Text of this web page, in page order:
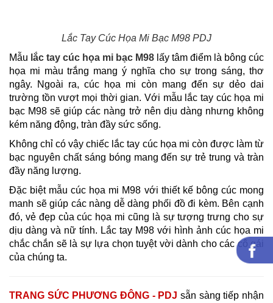
Lắc Tay Cúc Họa Mi Bạc M98 PDJ
Mẫu lắc tay cúc họa mi bạc M98 lấy tâm điểm là bông cúc
họa mi màu trắng mang ý nghĩa cho sự trong sáng, thơ
ngây. Ngoài ra, cúc họa mi còn mang đến sự dẻo dai
trường tồn vượt mọi thời gian. Với mẫu lắc tay cúc họa mi
bạc M98 sẽ giúp các nàng trở nên dịu dàng nhưng không
kém năng động, tràn đầy sức sống.
Không chỉ có vậy chiếc lắc tay cúc họa mi còn được làm từ
bạc nguyên chất sáng bóng mang đến sự trẻ trung và tràn
đầy năng lượng.
Đặc biệt mẫu cúc họa mi M98 với thiết kế bông cúc mong
manh sẽ giúp các nàng dễ dàng phối đồ đi kèm. Bên cạnh
đó, vẻ đẹp của cúc họa mi cũng là sự tượng trưng cho sự
dịu dàng và nữ tính. Lắc tay M98 với hình ảnh cúc họa mi
chắc chắn sẽ là sự lựa chọn tuyệt vời dành cho các cô gái
của chúng ta.
TRANG SỨC PHƯƠNG ĐÔNG - PDJ sẵn sàng tiếp nhận